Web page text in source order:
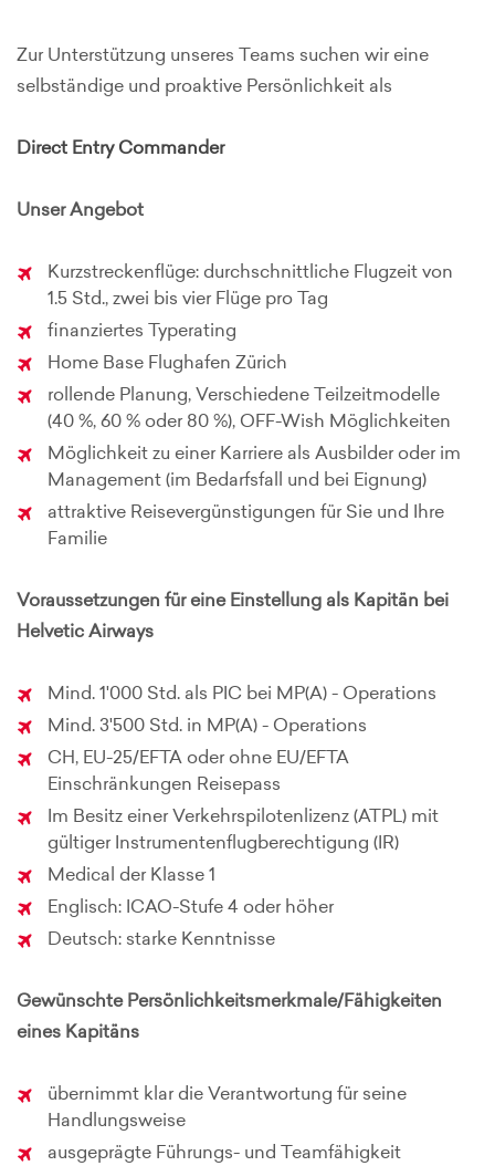
Zur Unterstützung unseres Teams suchen wir eine
selbständige und proaktive Persönlichkeit als
Direct Entry Commander
Unser Angebot
Kurzstreckenflüge: durchschnittliche Flugzeit von
1.5 Std., zwei bis vier Flüge pro Tag
finanziertes Typerating
Home Base Flughafen Zürich
rollende Planung, Verschiedene Teilzeitmodelle
(40 %, 60 % oder 80 %), OFF-Wish Möglichkeiten
Möglichkeit zu einer Karriere als Ausbilder oder im
Management (im Bedarfsfall und bei Eignung)
attraktive Reisevergünstigungen für Sie und Ihre
Familie
Voraussetzungen für eine Einstellung als Kapitän bei
Helvetic Airways
Mind. 1'000 Std. als PIC bei MP(A) - Operations
Mind. 3'500 Std. in MP(A) - Operations
CH, EU-25/EFTA oder ohne EU/EFTA
Einschränkungen Reisepass
Im Besitz einer Verkehrspilotenlizenz (ATPL) mit
gültiger Instrumentenflugberechtigung (IR)
Medical der Klasse 1
Englisch: ICAO-Stufe 4 oder höher
Deutsch: starke Kenntnisse
Gewünschte Persönlichkeitsmerkmale/Fähigkeiten
eines Kapitäns
übernimmt klar die Verantwortung für seine
Handlungsweise
ausgeprägte Führungs- und Teamfähigkeit